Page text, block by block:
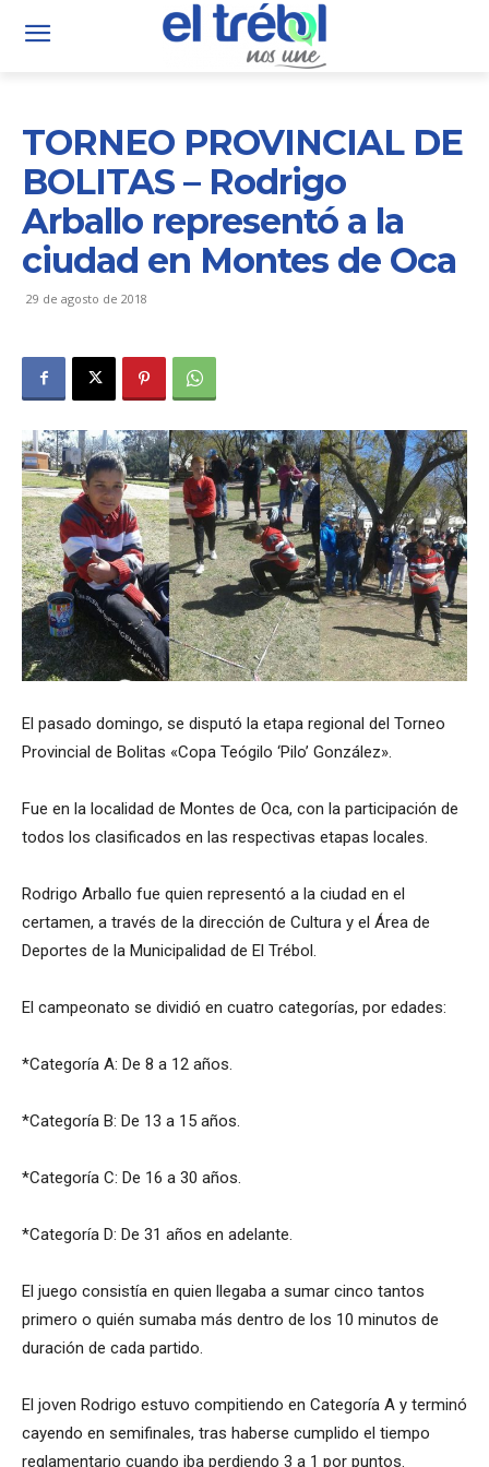
TORNEO PROVINCIAL DE
BOLITAS – Rodrigo
Arballo representó a la
ciudad en Montes de Oca
29 de agosto de 2018
El pasado domingo, se disputó la etapa regional del Torneo
Provincial de Bolitas «Copa Teógilo ‘Pilo’ González».
Fue en la localidad de Montes de Oca, con la participación de
todos los clasificados en las respectivas etapas locales.
Rodrigo Arballo fue quien representó a la ciudad en el
certamen, a través de la dirección de Cultura y el Área de
Deportes de la Municipalidad de El Trébol.
El campeonato se dividió en cuatro categorías, por edades:
*Categoría A: De 8 a 12 años.
*Categoría B: De 13 a 15 años.
*Categoría C: De 16 a 30 años.
*Categoría D: De 31 años en adelante.
El juego consistía en quien llegaba a sumar cinco tantos
primero o quién sumaba más dentro de los 10 minutos de
duración de cada partido.
El joven Rodrigo estuvo compitiendo en Categoría A y terminó
cayendo en semifinales, tras haberse cumplido el tiempo
reglamentario cuando iba perdiendo 3 a 1 por puntos.